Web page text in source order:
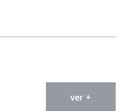
ver +